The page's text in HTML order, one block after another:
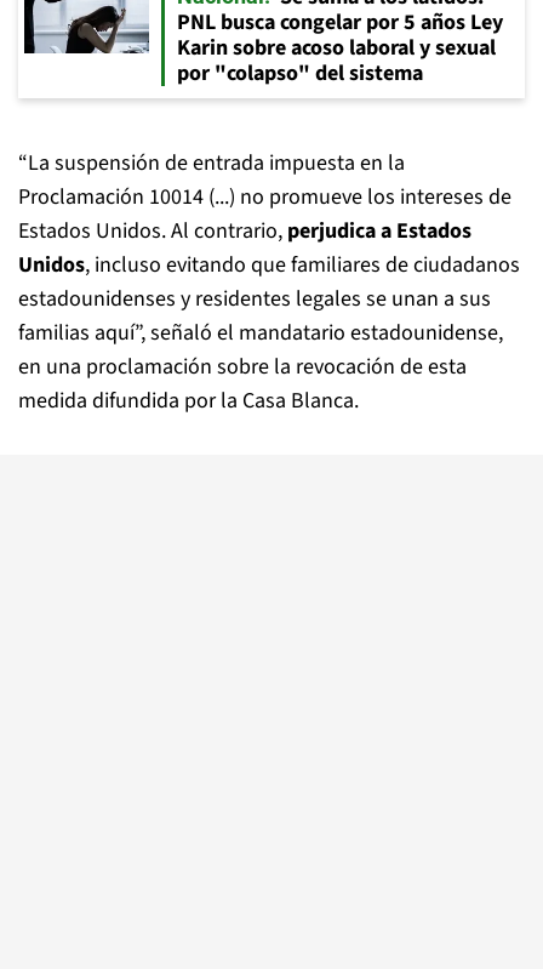
PNL busca congelar por 5 años Ley
Karin sobre acoso laboral y sexual
por "colapso" del sistema
“La suspensión de entrada impuesta en la
Proclamación 10014 (...) no promueve los intereses de
Estados Unidos. Al contrario, perjudica a Estados
Unidos, incluso evitando que familiares de ciudadanos
estadounidenses y residentes legales se unan a sus
familias aquí”, señaló el mandatario estadounidense,
en una proclamación sobre la revocación de esta
medida difundida por la Casa Blanca.